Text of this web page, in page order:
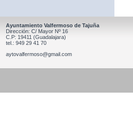
Ayuntamiento Valfermoso de Tajuña
Dirección: C/ Mayor Nº 16
C.P: 19411 (Guadalajara)
tel.: 949 29 41 70
aytovalfermoso@gmail.com